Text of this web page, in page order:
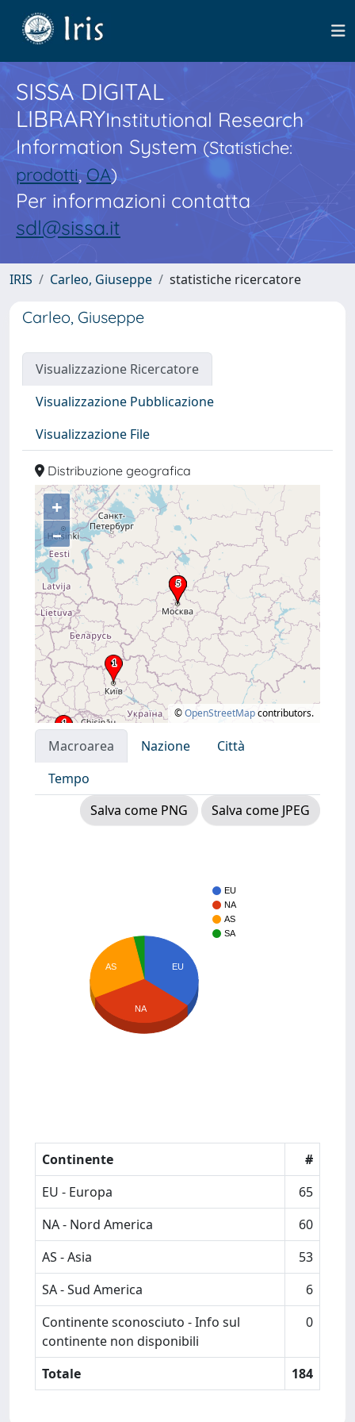
SISSA DIGITAL
LIBRARYInstitutional Research
Information System(Statistiche:
prodotti,OA)
Per informazioni contatta
sdl@sissa.it
IRIS Carleo, Giuseppe statistiche ricercatore
Carleo, Giuseppe
Visualizzazione Ricercatore
Visualizzazione Pubblicazione
Visualizzazione File
Distribuzione geografica
+
–
©OpenStreetMapcontributors.
Macroarea Nazione
Città
Tempo
Salva come PNG
Salva come JPEG
EU
NA
AS
SA
EU
AS
NA
Continente
#
EU - Europa
65
NA - Nord America
60
AS - Asia
53
SA - Sud America
6
Continente sconosciuto - Info sul
continente non disponibili
0
Totale 184